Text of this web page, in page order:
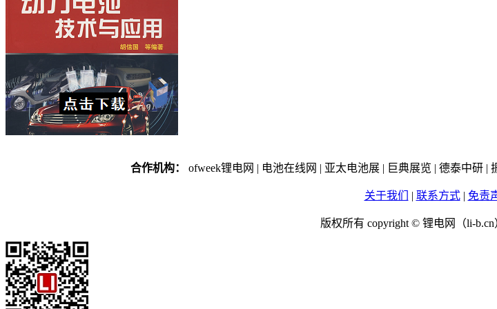
合作机构： ofweek锂电网 | 电池在线网 | 亚太电池展 | 巨典展览 | 德泰中研
关于我们 | 联系方式| 免责
版权所有 copyright © 锂电网（li-b.cn